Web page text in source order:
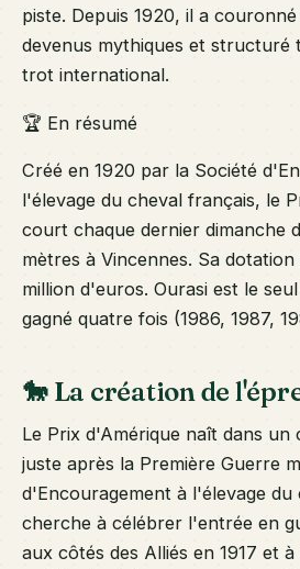
piste. Depuis 1920, il a
devenus mythiques et structuré
trot international.
🏆 En résumé
Créé en 1920 par la Société
l'élevage du cheval français, le
court chaque dernier dimanche
mètres à Vincennes. Sa dotation
million d'euros. Ourasi est le
gagné quatre fois (1986, 1987,
🐎 La création de
Le Prix d'Amérique naît dans
juste après la Première Guerre
d'Encouragement à l'élevage du
cherche à célébrer l'entrée en
aux côtés des Alliés en 1917 et